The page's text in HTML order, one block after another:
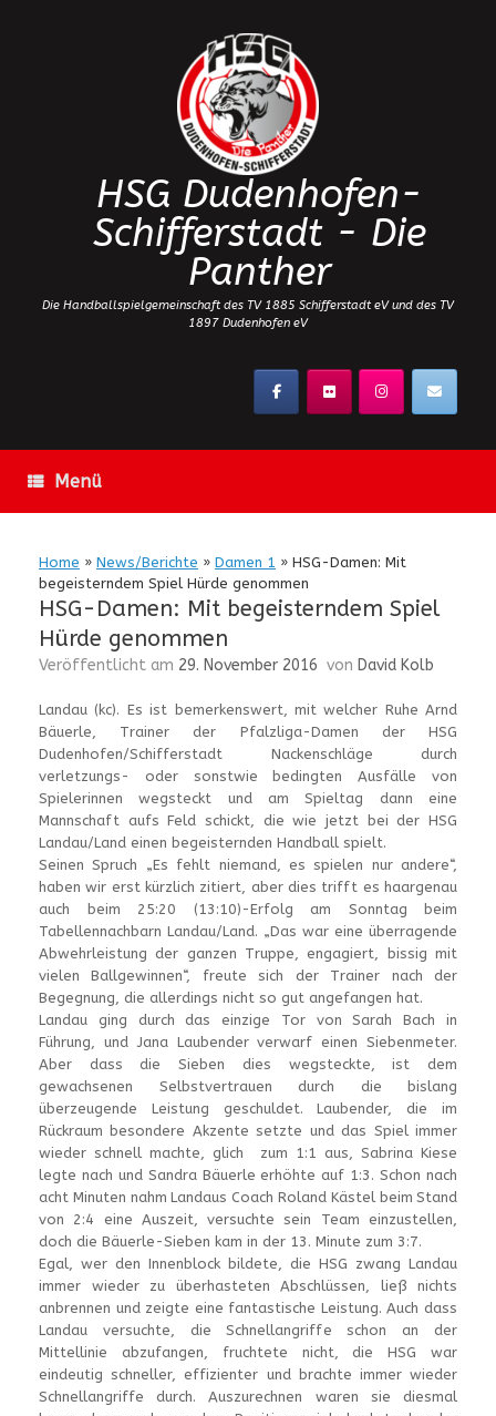
HSG Dudenhofen-
Schifferstadt - Die
Panther
Die Handballspielgemeinschaft des TV 1885 Schifferstadt eV und des TV
1897 Dudenhofen eV
Menü
Home » News/Berichte » Damen 1 » HSG-Damen: Mit
begeisterndem Spiel Hürde genommen
HSG-Damen: Mit begeisterndem Spiel
Hürde genommen
Veröffentlicht am 29. November 2016 von David Kolb
Landau (kc). Es ist bemerkenswert, mit welcher Ruhe Arnd
Bäuerle, Trainer der Pfalzliga-Damen der HSG
Dudenhofen/Schifferstadt Nackenschläge durch
verletzungs- oder sonstwie bedingten Ausfälle von
Spielerinnen wegsteckt und am Spieltag dann eine
Mannschaft aufs Feld schickt, die wie jetzt bei der HSG
Landau/Land einen begeisternden Handball spielt.
Seinen Spruch „Es fehlt niemand, es spielen nur andere“,
haben wir erst kürzlich zitiert, aber dies trifft es haargenau
auch beim 25:20 (13:10)-Erfolg am Sonntag beim
Tabellennachbarn Landau/Land. „Das war eine überragende
Abwehrleistung der ganzen Truppe, engagiert, bissig mit
vielen Ballgewinnen“, freute sich der Trainer nach der
Begegnung, die allerdings nicht so gut angefangen hat.
Landau ging durch das einzige Tor von Sarah Bach in
Führung, und Jana Laubender verwarf einen Siebenmeter.
Aber dass die Sieben dies wegsteckte, ist dem
gewachsenen Selbstvertrauen durch die bislang
überzeugende Leistung geschuldet. Laubender, die im
Rückraum besondere Akzente setzte und das Spiel immer
wieder schnell machte, glich zum 1:1 aus, Sabrina Kiese
legte nach und Sandra Bäuerle erhöhte auf 1:3. Schon nach
acht Minuten nahm Landaus Coach Roland Kästel beim Stand
von 2:4 eine Auszeit, versuchte sein Team einzustellen,
doch die Bäuerle-Sieben kam in der 13. Minute zum 3:7.
Egal, wer den Innenblock bildete, die HSG zwang Landau
immer wieder zu überhasteten Abschlüssen, ließ nichts
anbrennen und zeigte eine fantastische Leistung. Auch dass
Landau versuchte, die Schnellangriffe schon an der
Mittellinie abzufangen, fruchtete nicht, die HSG war
eindeutig schneller, effizienter und brachte immer wieder
Schnellangriffe durch. Auszurechnen waren sie diesmal